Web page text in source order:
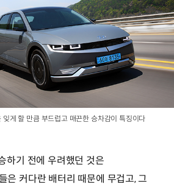
게 할 만큼 부드럽고 매끈한 승차감이 특징이다
하기 전에 우려했던 것은
은 커다란 배터리 때문에 무겁고, 그